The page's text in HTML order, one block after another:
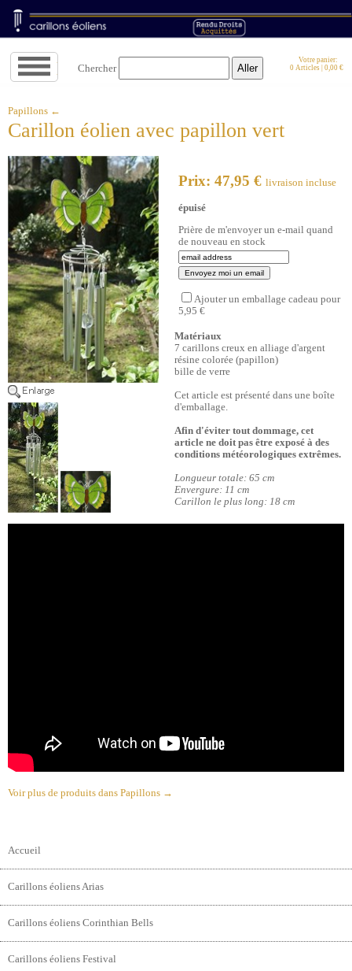
Votre panier:
0 Articles | 0,00 €
Chercher
la
Papillons ←
Carillon éolien avec papillon vert
Prix: 47,95 € livraison incluse
épuisé
Prière de m'envoyer un e-mail quand
de nouveau en stock
Ajouter un emballage cadeau pour
5,95 €
Matériaux
7 carillons creux en alliage d'argent
résine colorée (papillon)
bille de verre
Cet article est présenté dans une boîte
d'emballage.
Afin d'éviter tout dommage, cet
article ne doit pas être exposé à des
conditions météorologiques extrêmes.
Longueur totale: 65 cm
Envergure: 11 cm
Carillon le plus long: 18 cm
Voir plus de produits dans Papillons →
Accueil
Carillons éoliens Arias
Carillons éoliens Corinthian Bells
Carillons éoliens Festival